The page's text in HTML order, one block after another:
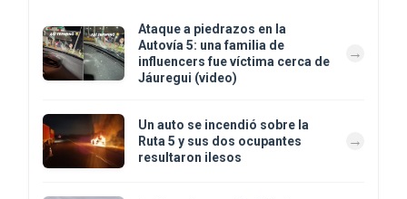
Ataque a piedrazos en la
Autovía 5: una familia de
influencers fue víctima cerca de
Jáuregui (video)
Un auto se incendió sobre la
Ruta 5 y sus dos ocupantes
resultaron ilesos